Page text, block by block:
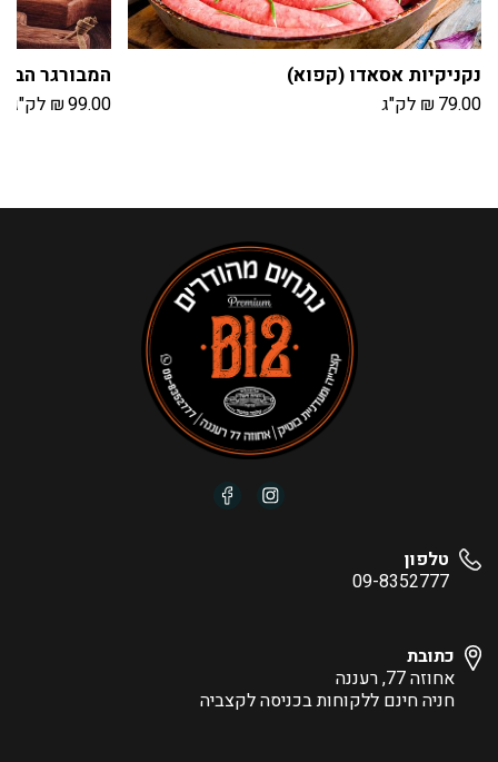
נקניקיות אסאדו (קפוא)
₪ 79.00 לק"ג
המבורגר
₪99.00 לק"ג
טלפון
09-8352777
כתובת
אחוזה 77, רעננה
חניה חינם ללקוחות בכניסה לקצביה